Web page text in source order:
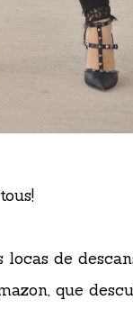
locas de
que